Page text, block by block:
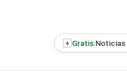
+ Gratis:Noticias